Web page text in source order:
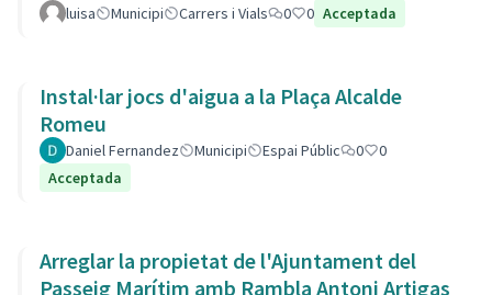
luisa Municipi Carrers i Vials 0 0 Acceptada
Instal·lar jocs d'aigua a la Plaça Alcalde
Romeu
Daniel Fernandez Municipi Espai Públic 0
0
Acceptada
Arreglar la propietat de l'Ajuntament del
Passeig Marítim amb Rambla Antoni Artigas